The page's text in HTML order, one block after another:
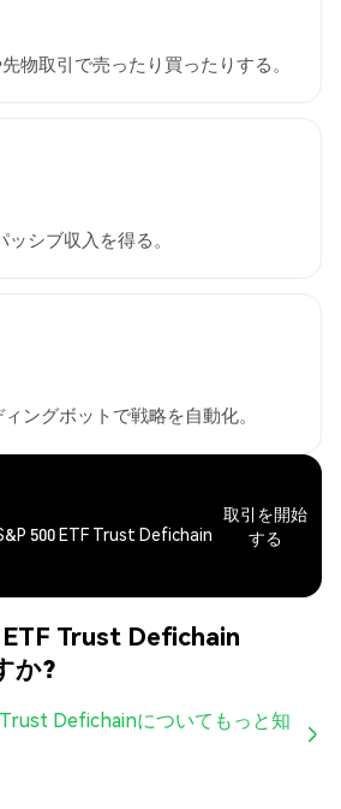
物取引で売ったり買ったりする。
シブ収入を得る。
ングボットで戦略を自動化。
500 ETF Trust Defichain
取引を開始
する
Trust Defichain
か?
Defichainについてもっと知